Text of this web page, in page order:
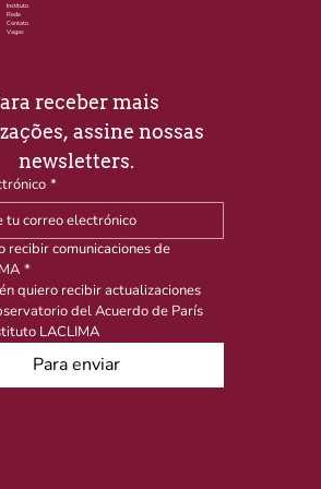
Instituto
Rede
Contato
Vagas
receber mais
assine nossas
newsletters.
*
recibir comunicaciones de
*
quiero recibir actualizaciones
del Acuerdo de París
LACLIMA
Para enviar